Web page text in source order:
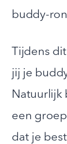
buddy-
Tijdens
jij je
Natuurlijk
een
dat je